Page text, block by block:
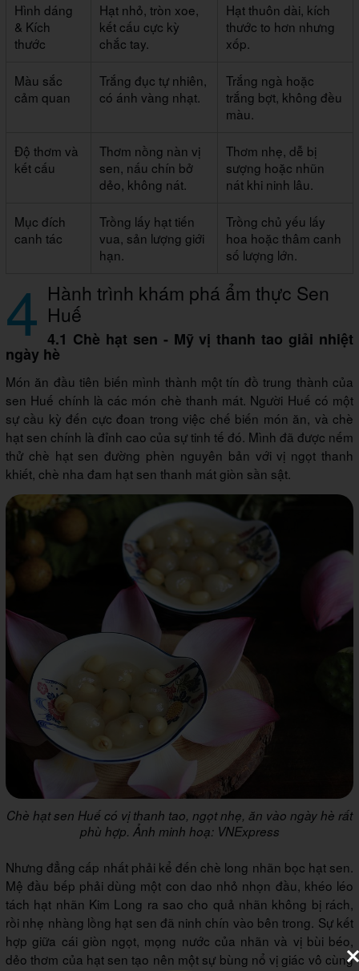
Hình dáng
& Kích
thước
Hạt nhỏ, tròn xoe,
kết cấu cực kỳ
chắc tay.
Hạt thuôn dài, kích
thước to hơn nhưng
xốp.
Màu sắc
cảm quan
Trắng đục tự nhiên,
có ánh vàng nhạt.
Trắng ngà hoặc
trắng bợt, không đều
màu.
Độ thơm và
kết cấu
Thơm nồng nàn vị
sen, nấu chín bở
dẻo, không nát.
Thơm nhẹ, dễ bị
sượng hoặc nhũn
nát khi ninh lâu.
Mục đích
canh tác
Trồng lấy hạt tiến
vua, sản lượng giới
hạn.
Trồng chủ yếu lấy
hoa hoặc thâm canh
số lượng lớn.
4 Hành trình khám phá ẩm thực Sen
Huế
4.1 Chè hạt sen - Mỹ vị thanh tao giải nhiệt
ngày hè
Món ăn đầu tiên biến mình thành một tín đồ trung thành của
sen Huế chính là các món chè thanh mát. Người Huế có một
sự cầu kỳ đến cực đoan trong việc chế biến món ăn, và chè
hạt sen chính là đỉnh cao của sự tinh tế đó. Mình đã được nếm
thử chè hạt sen đường phèn nguyên bản với vị ngọt thanh
khiết, chè nha đam hạt sen thanh mát giòn sần sật.
Chè hạt sen Huế có vị thanh tao, ngọt nhẹ, ăn vào ngày hè rất
phù hợp. Ảnh minh hoạ: VNExpress
Nhưng đẳng cấp nhất phải kể đến chè long nhãn bọc hạt sen.
Mệ đầu bếp phải dùng một con dao nhỏ nhọn đầu, khéo léo
tách hạt nhãn Kim Long ra sao cho quả nhãn không bị rách,
rồi nhẹ nhàng lồng hạt sen đã ninh chín vào bên trong. Sự kết
hợp giữa cái giòn ngọt, mọng nước của nhãn và vị bùi béo,
dẻo thơm của hạt sen tạo nên một sự bùng nổ vị giác vô cùng